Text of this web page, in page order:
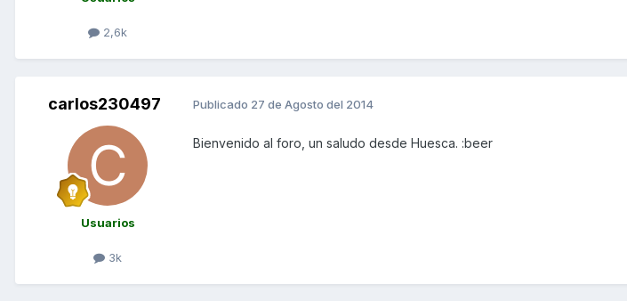
2,6k
carlos230497
Usuarios
3k
Publicado 27 de Agosto del 2014
Bienvenido al foro, un saludo desde Huesca. :beer